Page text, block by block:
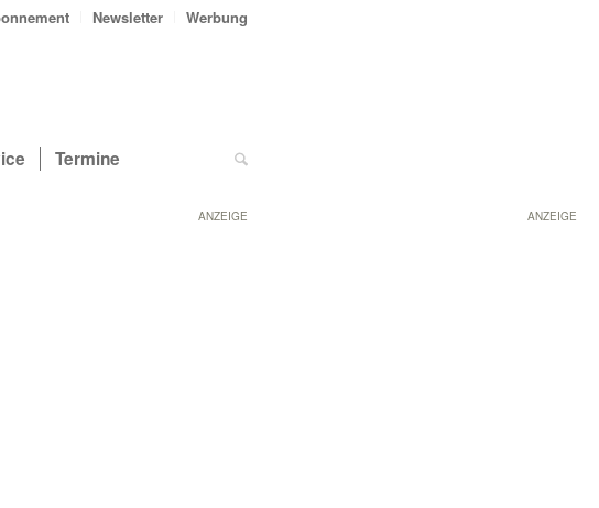
ANZEIGE
Newsletter Werbung
Termine
ANZEIGE